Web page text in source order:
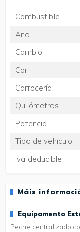
Combustible
Ano
Cambio
Cor
Carrocería
Quilómetros
Potencia
Tipo de vehículo
Iva deducible
Máis
Equipamento
Peche centralizado